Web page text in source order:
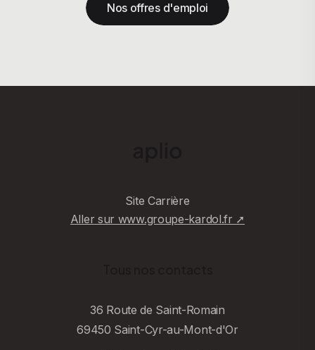
Nos offres d'emploi
Site Carrière
Aller sur www.groupe-kardol.fr ➚
36 Route de Saint-Romain
69450 Saint-Cyr-au-Mont-d'Or